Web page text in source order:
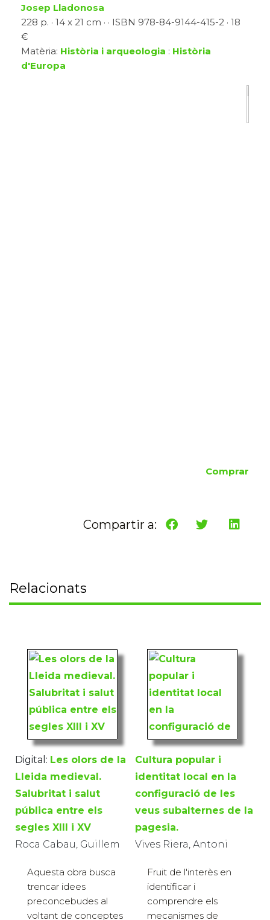
Josep Lladonosa
228 p. · 14 x 21 cm · · ISBN 978-84-9144-415-2 · 18
€
Matèria: Història i arqueologia : Història
d'Europa
Comprar
Compartir a:
Relacionats
Digital: Les olors de la
Lleida medieval.
Salubritat i salut
pública entre els
segles XIII i XV
Roca Cabau, Guillem
Aquesta obra busca
trencar idees
preconcebudes al
voltant de conceptes
Cultura popular i
identitat local en la
configuració de les
veus subalternes de la
pagesia.
Vives Riera, Antoni
Fruit de l'interès en
identificar i
comprendre els
mecanismes de